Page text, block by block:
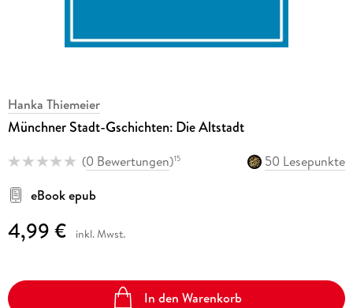
Hanka Thiemeier
Münchner Stadt-Gschichten: Die Altstadt
(0 Bewertungen)15
50 Lesepunkte
eBook epub
4,99 € inkl. Mwst.
In den Warenkorb